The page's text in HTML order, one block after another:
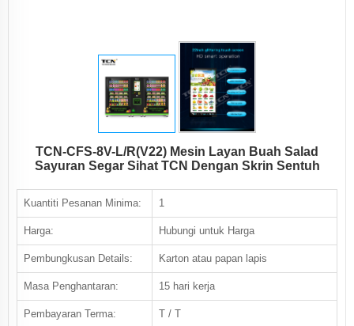
TCN-CFS-8V-L/R(V22) Mesin Layan Buah Salad
Sayuran Segar Sihat TCN Dengan Skrin Sentuh
Kuantiti Pesanan Minima: 1
Harga: Hubungi untuk Harga
Pembungkusan Details: Karton atau papan lapis
Masa Penghantaran: 15 hari kerja
Pembayaran Terma: T / T